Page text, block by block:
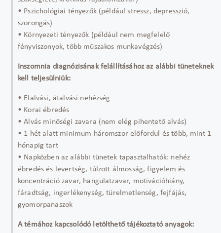
• Pszichológiai tényezők (például stressz, depresszió,
szorongás)
• Környezeti tényezők (például nem megfelelő
fényviszonyok, több műszakos munkavégzés)
Inszomnia diagnózisának felállításához az alábbi tüneteknek
kell teljesülniük:
• Elalvási, átalvási nehézség
• Korai ébredés
• Alvás minőségi zavara (nem elég pihentető alvás)
• 1 hét alatt minimum háromszor előfordul és több, mint 1
hónapig tart
• Napközben az alábbi tünetek tapasztalhatók: nehéz
ébredés és levertség, túlzott álmosság, figyelem és
koncentráció zavar, hangulatzavar, motivációhiány,
fáradtság, ingerlékenység, türelmetlenség, fejfájás,
gyomorpanaszok
A témához kapcsolódó letölthető tájékoztató anyagok: